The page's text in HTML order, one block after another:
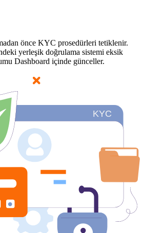
önce KYC prosedürleri tetiklenir.
yerleşik doğrulama sistemi eksik
Dashboard içinde günceller.